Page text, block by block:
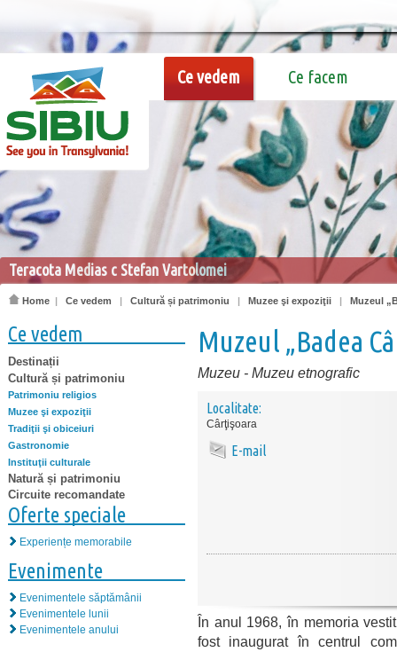
Ce vedem Ce facem
Teracota Medias c Stefan Vartolomei
Home | Ce vedem | Cultură și patrimoniu | Muzee şi expoziţii | Muzeul
Ce vedem
Destinații
Cultură și patrimoniu
Patrimoniu religios
Muzee şi expoziţii
Tradiţii şi obiceiuri
Gastronomie
Instituţii culturale
Natură și patrimoniu
Circuite recomandate
Oferte speciale
Experiențe memorabile
Evenimente
Evenimentele săptămânii
Evenimentele lunii
Evenimentele anului
Muzeul „Badea
Muzeu - Muzeu etnografic
Localitate:
Cârţişoara
E-mail
În anul 1968, în memoria
fost inaugurat în centrul